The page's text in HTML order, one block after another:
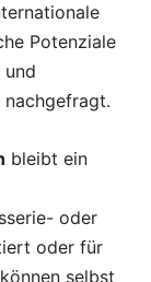
Potenziale
und
bleibt ein
oder
oder für
selbst